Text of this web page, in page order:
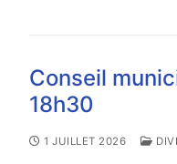
Conseil
18h30
1 JUILLET 2026